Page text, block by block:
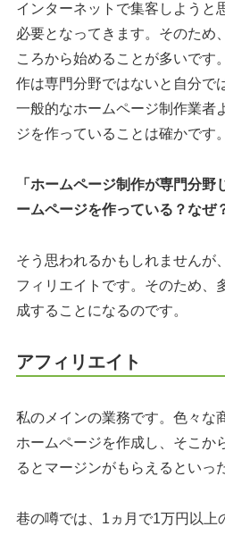
インターネットで集客しようと
必要となってきます。そのため
ころから始めることが多いです
作は専門分野ではないと自分で
一般的なホームページ制作業者
ジを作っていることは確かです。
「ホームページ制作が専門分
ームページを作っている？なぜ
そう思われるかもしれませんが
フィリエイトです。そのため、
成することになるのです。
アフィリエイト
私のメインの業務です。色々な
ホームページを作成し、そこか
るとマージンがもらえるといっ
巷の噂では、1ヵ月で1万円以上